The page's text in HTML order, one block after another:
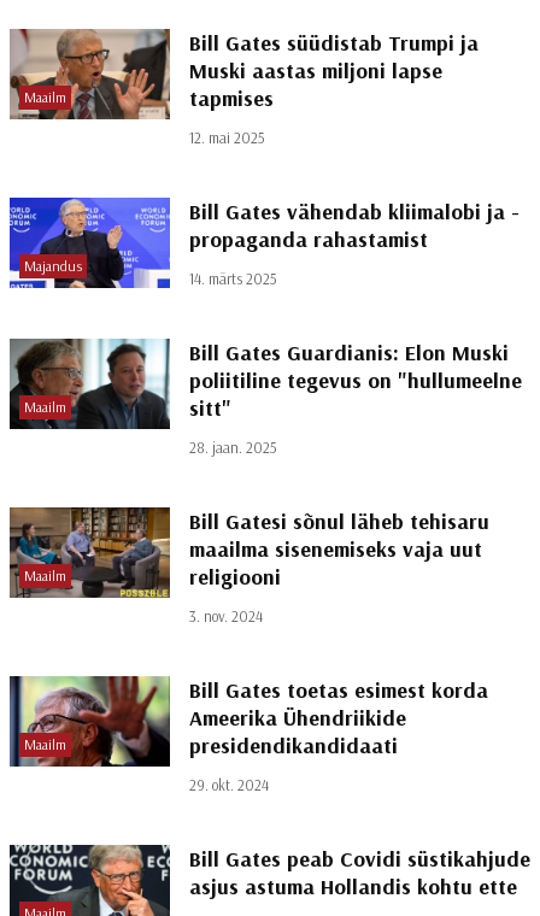
Maailm
Bill Gates süüdistab Trumpi ja
Muski aastas miljoni lapse
tapmises
12. mai 2025
Majandus
Bill Gates vähendab kliimalobi ja -
propaganda rahastamist
14. märts 2025
Maailm
Bill Gates Guardianis: Elon Muski
poliitiline tegevus on "hullumeelne
sitt"
28. jaan. 2025
Maailm
Bill Gatesi sõnul läheb tehisaru
maailma sisenemiseks vaja uut
religiooni
3. nov. 2024
Maailm
Bill Gates toetas esimest korda
Ameerika Ühendriikide
presidendikandidaati
29. okt. 2024
Bill Gates peab Covidi süstikahjude
asjus astuma Hollandis kohtu ette